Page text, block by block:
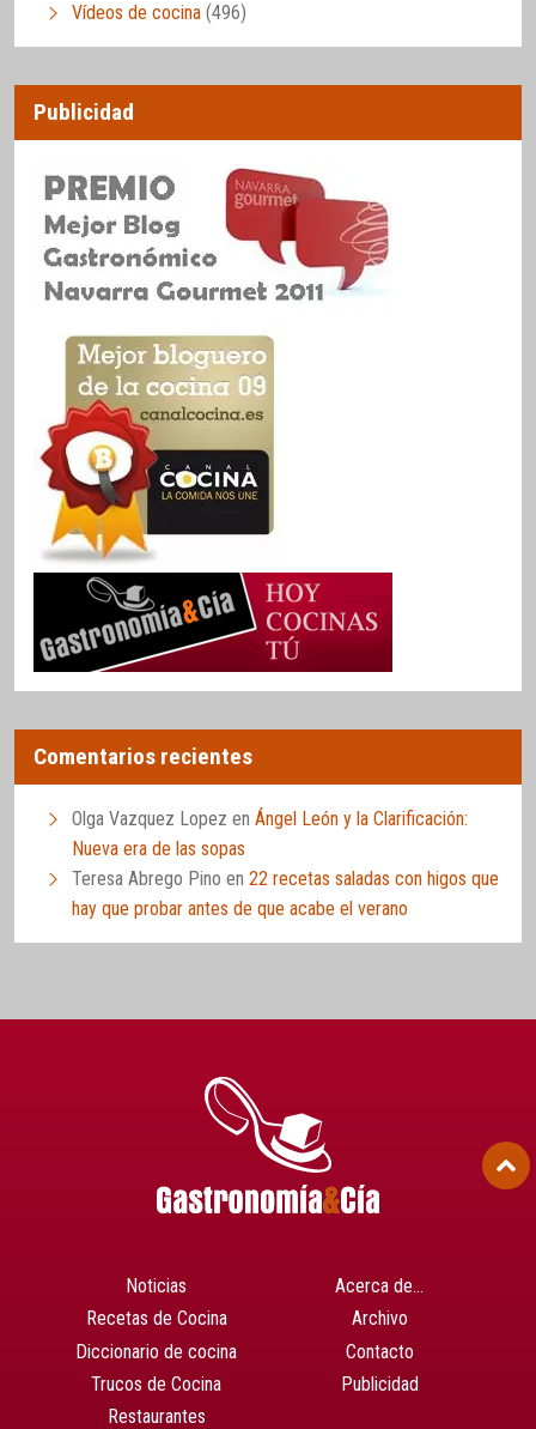
Vídeos de cocina (496)
Publicidad
Comentarios recientes
Olga Vazquez Lopez en Ángel León y la Clarificación:
Nueva era de las sopas
Teresa Abrego Pino en 22 recetas saladas con higos que
hay que probar antes de que acabe el verano
Noticias
Recetas de Cocina
Diccionario de cocina
Trucos de Cocina
Restaurantes
Acerca de…
Archivo
Contacto
Publicidad